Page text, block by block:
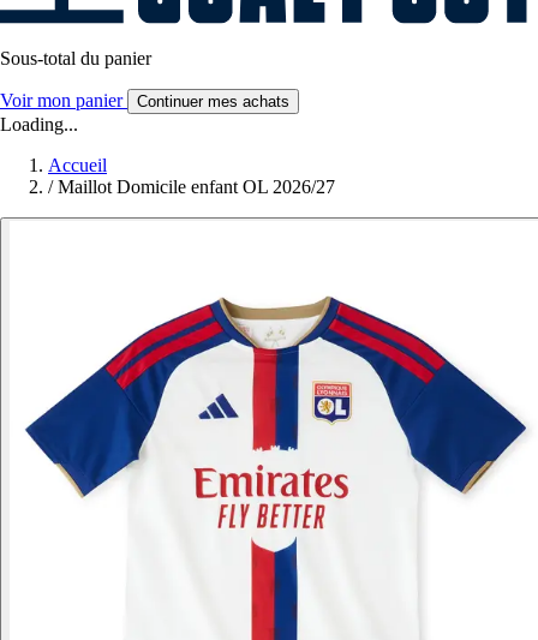
Sous-total du panier
Voir mon panier Continuer mes achats
Loading...
Accueil
/ Maillot Domicile enfant OL 2026/27